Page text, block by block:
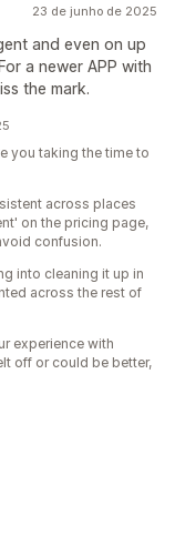
23 de junho de 2025
and even on up
a newer APP with
the mark.
you taking the time to
across places
on the pricing page,
confusion.
into cleaning it up in
across the rest of
experience with
off or could be better,